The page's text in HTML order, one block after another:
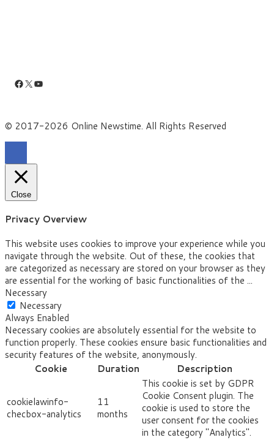
Facebook
X YouTube
© 2017-2026 Online Newstime. All Rights Reserved
Close
Privacy Overview
This website uses cookies to improve your experience while you
navigate through the website. Out of these, the cookies that
are categorized as necessary are stored on your browser as they
are essential for the working of basic functionalities of the ...
Necessary
Necessary
Always Enabled
Necessary cookies are absolutely essential for the website to
function properly. These cookies ensure basic functionalities and
security features of the website, anonymously.
Cookie
Duration Description
cookielawinfo-
checbox-analytics
11
months
This cookie is set by GDPR
Cookie Consent plugin. The
cookie is used to store the
user consent for the cookies
in the category "Analytics".